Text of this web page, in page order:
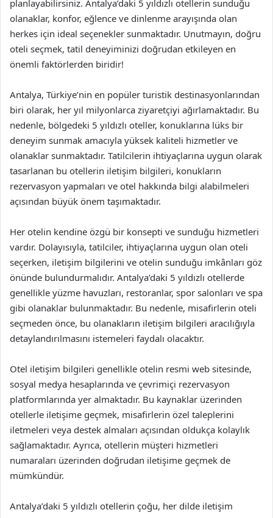
planlayabilirsiniz. Antalya’daki 5 yıldızlı otellerin sunduğu
olanaklar, konfor, eğlence ve dinlenme arayışında olan
herkes için ideal seçenekler sunmaktadır. Unutmayın, doğru
oteli seçmek, tatil deneyiminizi doğrudan etkileyen en
önemli faktörlerden biridir!
Antalya, Türkiye’nin en popüler turistik destinasyonlarından
biri olarak, her yıl milyonlarca ziyaretçiyi ağırlamaktadır. Bu
nedenle, bölgedeki 5 yıldızlı oteller, konuklarına lüks bir
deneyim sunmak amacıyla yüksek kaliteli hizmetler ve
olanaklar sunmaktadır. Tatilcilerin ihtiyaçlarına uygun olarak
tasarlanan bu otellerin iletişim bilgileri, konukların
rezervasyon yapmaları ve otel hakkında bilgi alabilmeleri
açısından büyük önem taşımaktadır.
Her otelin kendine özgü bir konsepti ve sunduğu hizmetleri
vardır. Dolayısıyla, tatilciler, ihtiyaçlarına uygun olan oteli
seçerken, iletişim bilgilerini ve otelin sunduğu imkânları göz
önünde bulundurmalıdır. Antalya’daki 5 yıldızlı otellerde
genellikle yüzme havuzları, restoranlar, spor salonları ve spa
gibi olanaklar bulunmaktadır. Bu nedenle, misafirlerin oteli
seçmeden önce, bu olanakların iletişim bilgileri aracılığıyla
detaylandırılmasını istemeleri faydalı olacaktır.
Otel iletişim bilgileri genellikle otelin resmi web sitesinde,
sosyal medya hesaplarında ve çevrimiçi rezervasyon
platformlarında yer almaktadır. Bu kaynaklar üzerinden
otellerle iletişime geçmek, misafirlerin özel taleplerini
iletmeleri veya destek almaları açısından oldukça kolaylık
sağlamaktadır. Ayrıca, otellerin müşteri hizmetleri
numaraları üzerinden doğrudan iletişime geçmek de
mümkündür.
Antalya’daki 5 yıldızlı otellerin çoğu, her dilde iletişim